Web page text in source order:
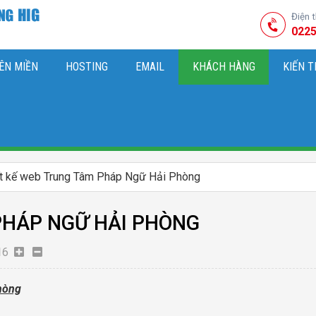
Điện
MIỀN HOSTING EMAIL KHÁCH HÀNG KIẾN
kế web Trung Tâm Pháp Ngữ Hải Phòng
NGỮ HẢI PHÒNG